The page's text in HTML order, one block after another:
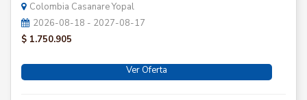
Colombia Casanare Yopal
2026-08-18 - 2027-08-17
$ 1.750.905
Ver Oferta